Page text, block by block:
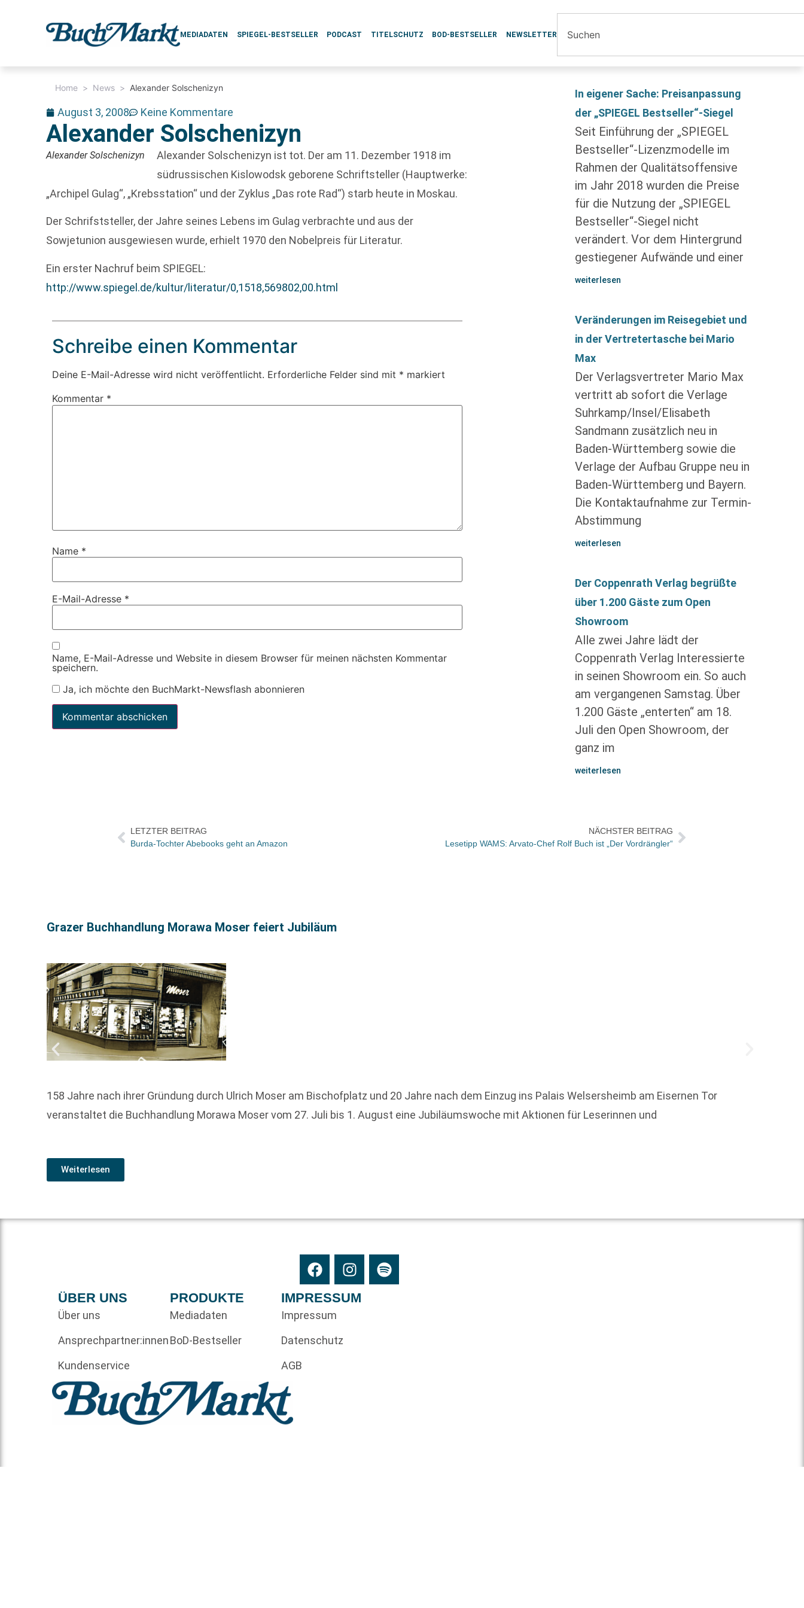
MEDIADATEN SPIEGEL-BESTSELLER PODCAST TITELSCHUTZ BOD-BESTSELLER NEWSLETTER
Home > News > Alexander Solschenizyn
August 3, 2008 Keine Kommentare
Alexander Solschenizyn
Alexander Solschenizyn
Alexander Solschenizyn ist tot. Der am 11. Dezember 1918 im
südrussischen Kislowodsk geborene Schriftsteller (Hauptwerke:
„Archipel Gulag“, „Krebsstation“ und der Zyklus „Das rote Rad“) starb heute in Moskau.
Der Schrifststeller, der Jahre seines Lebens im Gulag verbrachte und aus der
Sowjetunion ausgewiesen wurde, erhielt 1970 den Nobelpreis für Literatur.
Ein erster Nachruf beim SPIEGEL:
http://www.spiegel.de/kultur/literatur/0,1518,569802,00.html
Schreibe einen Kommentar
Deine E-Mail-Adresse wird nicht veröffentlicht. Erforderliche Felder sind mit * markiert
Kommentar *
Name *
E-Mail-Adresse *
Name, E-Mail-Adresse und Website in diesem Browser für meinen nächsten Kommentar
speichern.
Ja, ich möchte den BuchMarkt-Newsflash abonnieren
In eigener Sache: Preisanpassung
der „SPIEGEL Bestseller“-Siegel
Seit Einführung der „SPIEGEL
Bestseller“-Lizenzmodelle im
Rahmen der Qualitätsoffensive
im Jahr 2018 wurden die Preise
für die Nutzung der „SPIEGEL
Bestseller“-Siegel nicht
verändert. Vor dem Hintergrund
gestiegener Aufwände und einer
weiterlesen
Veränderungen im Reisegebiet und
in der Vertretertasche bei Mario
Max
Der Verlagsvertreter Mario Max
vertritt ab sofort die Verlage
Suhrkamp/Insel/Elisabeth
Sandmann zusätzlich neu in
Baden-Württemberg sowie die
Verlage der Aufbau Gruppe neu in
Baden-Württemberg und Bayern.
Die Kontaktaufnahme zur Termin-
Abstimmung
weiterlesen
Der Coppenrath Verlag begrüßte
über 1.200 Gäste zum Open
Showroom
Alle zwei Jahre lädt der
Coppenrath Verlag Interessierte
in seinen Showroom ein. So auch
am vergangenen Samstag. Über
1.200 Gäste „enterten“ am 18.
Juli den Open Showroom, der
ganz im
weiterlesen
LETZTER BEITRAG
Burda-Tochter Abebooks geht an Amazon
NÄCHSTER BEITRAG
Lesetipp WAMS: Arvato-Chef Rolf Buch ist „Der Vordrängler“
Grazer Buchhandlung Morawa Moser feiert Jubiläum
158 Jahre nach ihrer Gründung durch Ulrich Moser am Bischofplatz und 20 Jahre nach dem Einzug ins Palais Welsersheimb am Eisernen Tor
veranstaltet die Buchhandlung Morawa Moser vom 27. Juli bis 1. August eine Jubiläumswoche mit Aktionen für Leserinnen und
Weiterlesen
ÜBER UNS
Über uns
Ansprechpartner:innen
Kundenservice
PRODUKTE
Mediadaten
BoD-Bestseller
IMPRESSUM
Impressum
Datenschutz
AGB